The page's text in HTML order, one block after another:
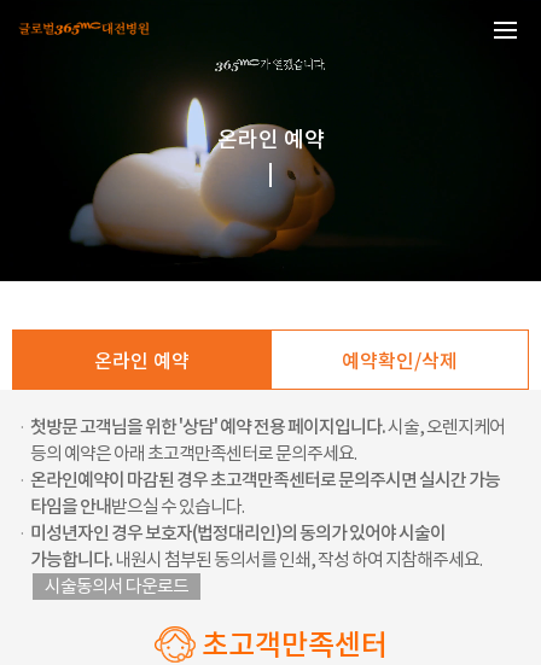
온라인 예약
온라인 예약 예약확인/삭제
· 첫방문 고객님을 위한 '상담' 예약 전용 페이지입니다.시술, 오렌지케어
등의 예약은 아래 초고객만족센터로 문의주세요.
· 온라인예약이 마감된 경우 초고객만족센터로 문의주시면 실시간 가능
타임을 안내받으실 수 있습니다.
· 미성년자인 경우 보호자(법정대리인)의 동의가 있어야 시술이
가능합니다. 내원시 첨부된 동의서를 인쇄, 작성 하여 지참해주세요.
시술동의서 다운로드
초고객만족센터